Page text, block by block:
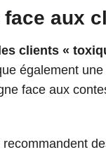
aux
clients «
également
face aux